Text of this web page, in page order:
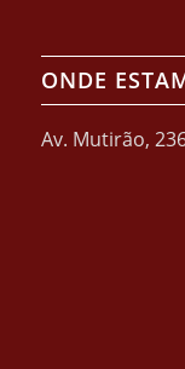
ONDE
Av. Mutirão,